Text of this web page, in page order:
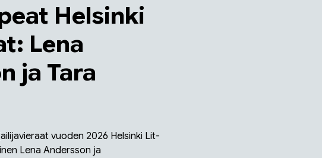
Helsinki
Lena
ja Tara
vuoden 2026 Helsinki Lit-
Lena Andersson ja